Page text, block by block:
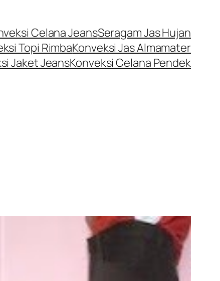
Celana JeansSeragam Jas Hujan
Topi RimbaKonveksi Jas Almamater
Jaket JeansKonveksi Celana Pendek